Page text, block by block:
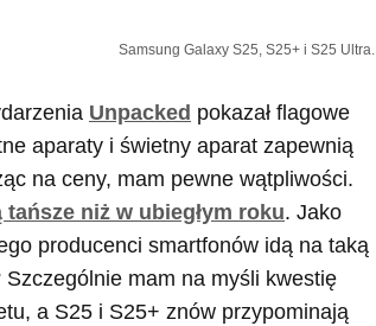
Samsung Galaxy S25, S25+ i S25 Ultra.
Unpacked pokazał flagowe
aparaty i świetny aparat zapewnią
na ceny, mam pewne wątpliwości.
niż w ubiegłym roku. Jako
producenci smartfonów idą na taką
mam na myśli kwestię
a S25 i S25+ znów przypominają